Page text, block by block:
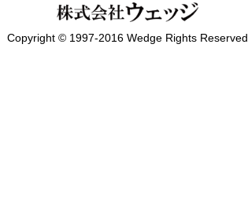
Copyright © 1997-2016 Wedge Rights Reserved